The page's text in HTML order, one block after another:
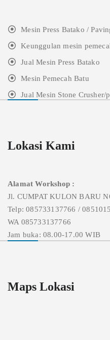
Mesin Press Batako /
Keunggulan mesin
Jual Mesin Press Batako
Mesin Pemecah Batu
Jual Mesin Stone Crusher/
Lokasi Kami
Alamat Workshop :
Jl. CUMPAT KULON BARU
Telp: 085733137766 /
WA 085733137766
Jam buka: 08.00-17.00 WIB
Maps Lokasi